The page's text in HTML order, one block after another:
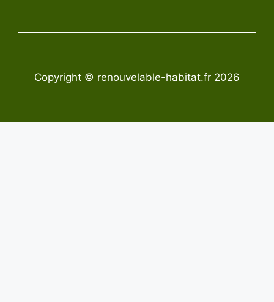
Copyright © renouvelable-habitat.fr 2026